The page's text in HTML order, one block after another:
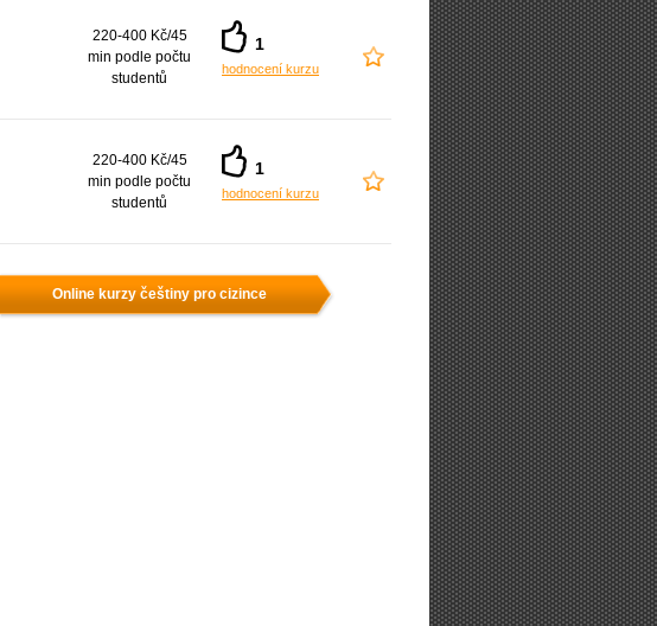
220-400 Kč/45
min podle počtu
studentů
1
hodnocení kurzu
220-400 Kč/45
min podle počtu
studentů
1
hodnocení kurzu
Online kurzy češtiny pro cizince